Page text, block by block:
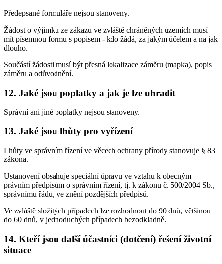
Předepsané formuláře nejsou stanoveny.
Žádost o výjimku ze zákazu ve zvláště chráněných územích musí
mít písemnou formu s popisem - kdo žádá, za jakým účelem a na jak
dlouho.
Součástí žádosti musí být přesná lokalizace záměru (mapka), popis
záměru a odůvodnění.
12. Jaké jsou poplatky a jak je lze uhradit
Správní ani jiné poplatky nejsou stanoveny.
13. Jaké jsou lhůty pro vyřízení
Lhůty ve správním řízení ve věcech ochrany přírody stanovuje § 83
zákona.
Ustanovení obsahuje speciální úpravu ve vztahu k obecným
právním předpisům o správním řízení, tj. k zákonu č. 500/2004 Sb.,
správnímu řádu, ve znění pozdějších předpisů.
Ve zvláště složitých případech lze rozhodnout do 90 dnů, většinou
do 60 dnů, v jednoduchých případech bezodkladně.
14. Kteří jsou další účastníci (dotčení) řešení životní
situace